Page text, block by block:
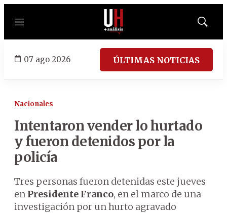
Menú
Mostrar
07 ago 2026 ÚLTIMAS NOTICIAS
Nacionales
Intentaron vender lo hurtado
y fueron detenidos por la
policía
Tres personas fueron detenidas este jueves
en Presidente Franco, en el marco de una
investigación por un hurto agravado